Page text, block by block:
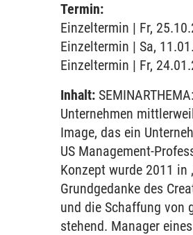
Termin:
Einzeltermin | Fr,
Einzeltermin | Sa,
Einzeltermin | Fr,
Inhalt:
Unternehmen
Image, das ein
US Management-
Konzept wurde 2011
Grundgedanke des
und die Schaffung von
stehend. Manager